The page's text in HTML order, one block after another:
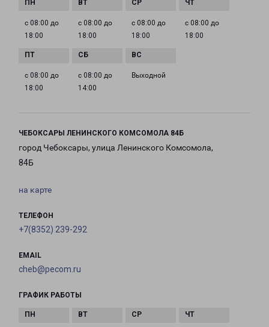
с 08:00 до
18:00
с 08:00 до
18:00
с 08:00 до
18:00
с 08:00 до
18:00
с 08:00 до
18:00
с 08:00 до
14:00
Выходной
ЧЕБОКСАРЫ ЛЕНИНСКОГО КОМСОМОЛА 84Б
город Чебоксары, улица Ленинского Комсомола,
84Б
на карте
ТЕЛЕФОН
+7(8352) 239-292
EMAIL
cheb@pecom.ru
ГРАФИК РАБОТЫ